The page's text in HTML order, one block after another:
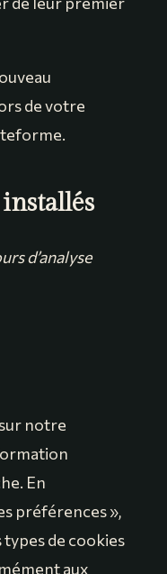
de votre
installés
d’analyse
notre
En
préférences »,
types de cookies
aux